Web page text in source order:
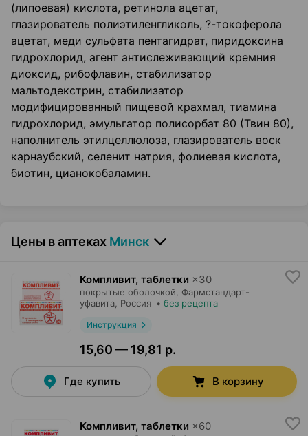
(липоевая) кислота, ретинола ацетат,
глазирователь полиэтиленгликоль, ?-токоферола
ацетат, меди сульфата пентагидрат, пиридоксина
гидрохлорид, агент антислеживающий кремния
диоксид, рибофлавин, стабилизатор
мальтодекстрин, стабилизатор
модифицированный пищевой крахмал, тиамина
гидрохлорид, эмульгатор полисорбат 80 (Твин 80),
наполнитель этилцеллюлоза, глазирователь воск
карнаубский, селенит натрия, фолиевая кислота,
биотин, цианокобаламин.
Цены в аптеках Минск
Компливит, таблетки ×30
покрытые оболочкой, Фармстандарт-
уфавита, Россия • без рецепта
Инструкция
15,60 — 19,81 р.
Где купить В корзину
Компливит, таблетки ×60